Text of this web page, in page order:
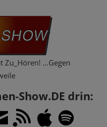
Zu_Hören! …Gegen
Show.DE drin: